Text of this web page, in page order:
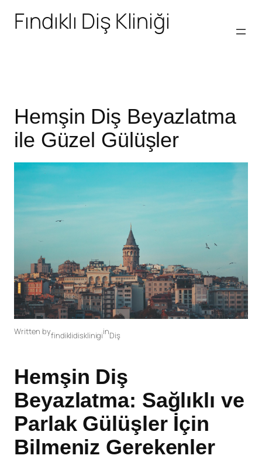
Fındıklı Diş Kliniği
Hemşin Diş Beyazlatma
ile Güzel Gülüşler
Written byfindiklidisklinigiinDiş
Hemşin Diş
Beyazlatma: Sağlıklı ve
Parlak Gülüşler İçin
Bilmeniz Gerekenler